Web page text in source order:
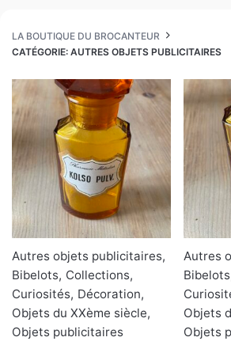
LA BOUTIQUE DU BROCANTEUR
CATÉGORIE: AUTRES OBJETS PUBLICITAIRES
Autres objets publicitaires,
Bibelots, Collections,
Curiosités, Décoration,
Objets du XXème siècle,
Objets publicitaires
Autres
Bibelots
Objets
Objets